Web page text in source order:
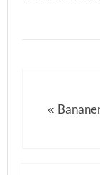
«